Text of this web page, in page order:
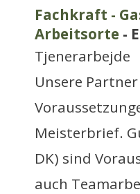
Fachkraft -
Arbeitsorte -
Tjenerarbejde
Unsere
Meisterbrief.
DK) sind
auch